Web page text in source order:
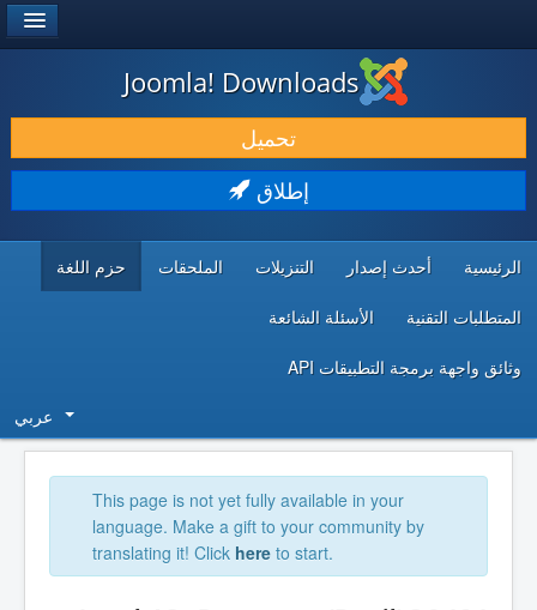
حمل & ومدد
اكتشف & تعلم
Joomla! Downloads
تحميل
إطلاق
الرئيسية أحدث إصدار التنزيلات الملحقات حزم اللغة
المتطلبات التقنية الأسئلة الشائعة
وثائق واجهة برمجة التطبيقات API
عربي
This page is not yet fully available in your
language. Make a gift to your community by
translating it! Click here to start.